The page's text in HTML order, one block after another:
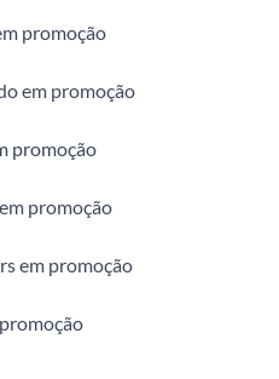
promoção
em promoção
promoção
promoção
em promoção